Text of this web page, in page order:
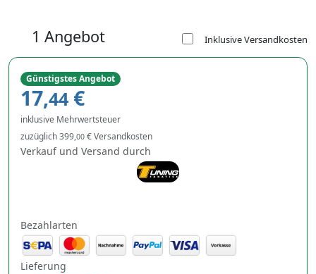
1 Angebot Inklusive Versandkosten
Günstigstes Angebot
17,44 €
inklusive Mehrwertsteuer
zuzüglich 399,00 € Versandkosten
Verkauf und Versand durch
Bezahlarten
Lieferung